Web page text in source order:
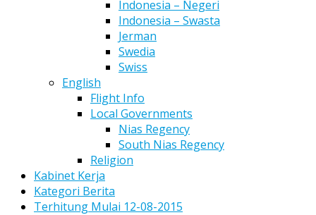
Indonesia – Negeri
Indonesia – Swasta
Jerman
Swedia
Swiss
English
Flight Info
Local Governments
Nias Regency
South Nias Regency
Religion
Kabinet Kerja
Kategori Berita
Terhitung Mulai 12-08-2015